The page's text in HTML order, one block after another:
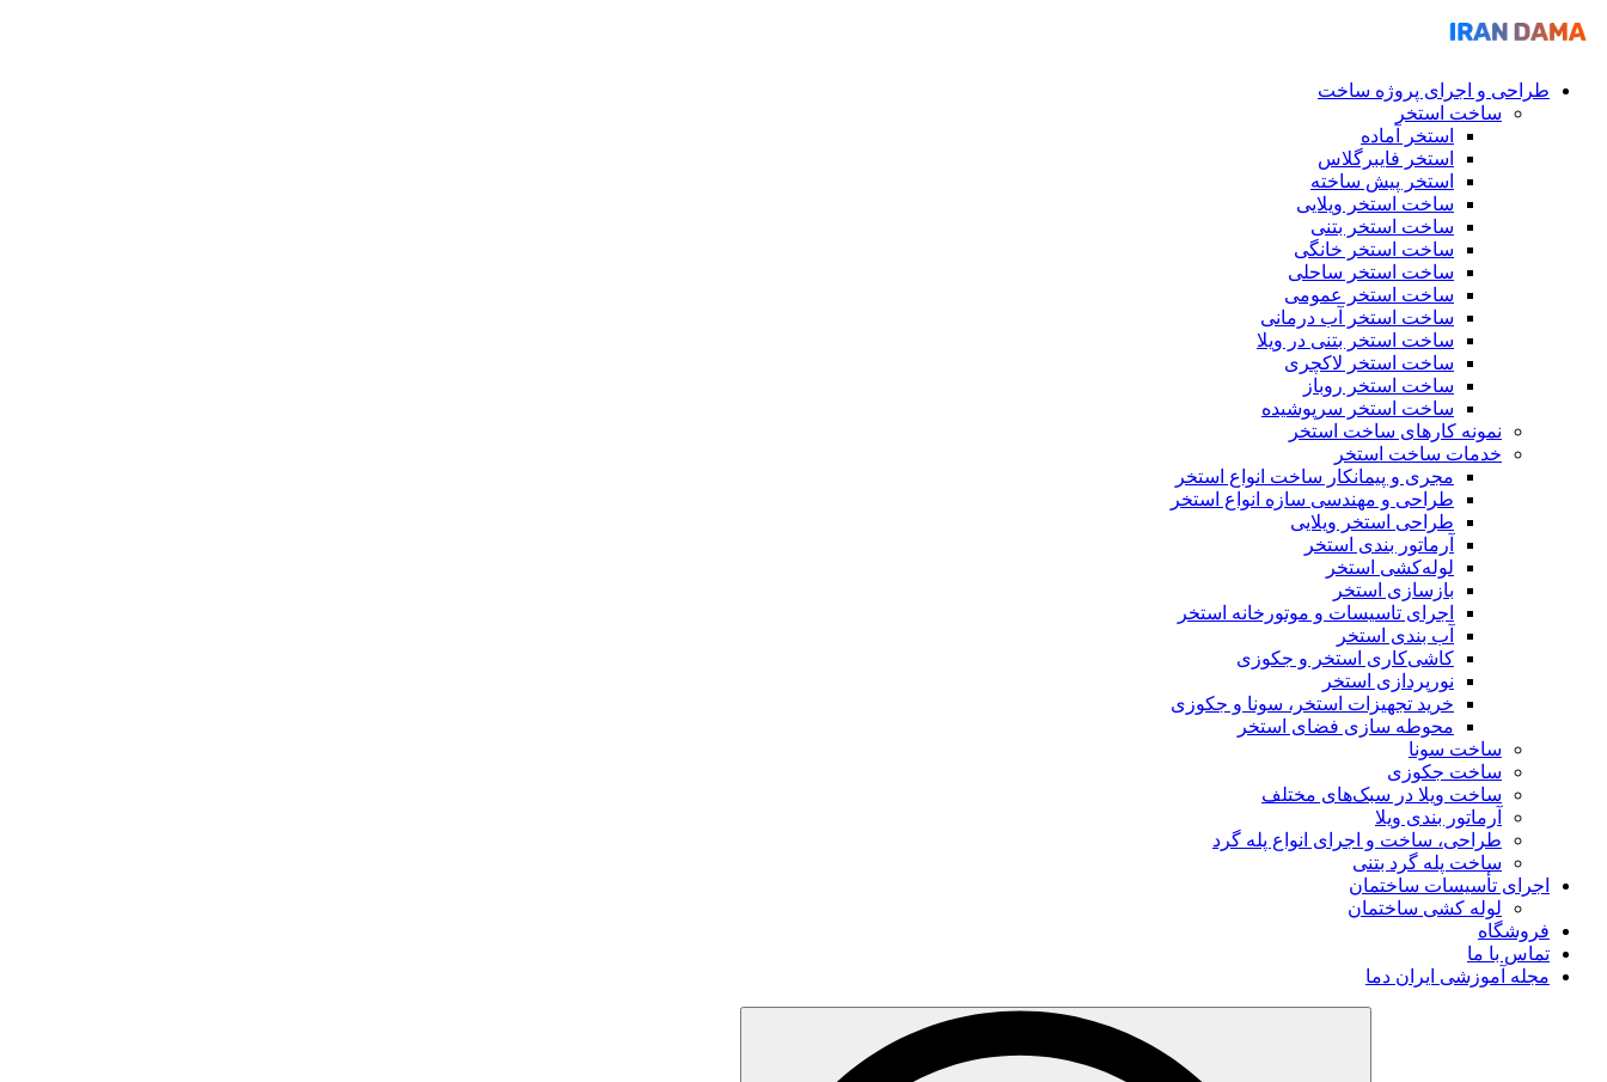
طراحی و اجرای پروژه ساخت
ساخت استخر
استخر آماده
استخر فایبرگلاس
استخر پیش ساخته
ساخت استخر ویلایی
ساخت استخر بتنی
ساخت استخر خانگی
ساخت استخر ساحلی
ساخت استخر عمومی
ساخت استخر آب درمانی
ساخت استخر بتنی در ویلا
ساخت استخر لاکچری
ساخت استخر روباز
ساخت استخر سرپوشیده
نمونه کارهای ساخت استخر
خدمات ساخت استخر
مجری و پیمانکار ساخت انواع استخر
طراحی و مهندسی سازه انواع استخر
طراحی استخر ویلایی
آرماتور بندی استخر
لوله‌کشی استخر
بازسازی استخر
اجرای تاسیسات و موتورخانه استخر
آب‌ بندی استخر
کاشی‌کاری استخر و جکوزی
نورپردازی استخر
خرید تجهیزات استخر، سونا و جکوزی
محوطه‌ سازی فضای استخر
ساخت سونا
ساخت جکوزی
ساخت ویلا در سبک‌های مختلف
آرماتور بندی ویلا
طراحی، ساخت و اجرای انواع پله گرد
ساخت پله گرد بتنی
اجرای تأسیسات ساختمان
لوله کشی ساختمان
فروشگاه
تماس با ما
مجله آموزشی ایران دما